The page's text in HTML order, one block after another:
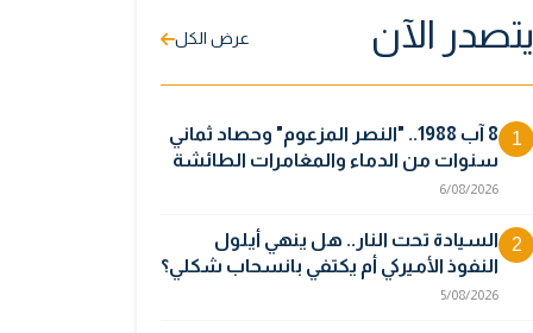
يتصدر الآن عرض الكل
1
8 آب 1988.. "النصر المزعوم" وحصاد ثماني
سنوات من الدماء والمغامرات الطائشة
6/08/2026
2
السيادة تحت النار.. هل ينهي أيلول
النفوذ الأميركي أم يكتفي بانسحاب شكلي؟
5/08/2026